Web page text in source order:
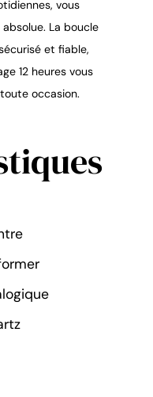
vous
La boucle
et fiable,
12 heures vous
occasion.